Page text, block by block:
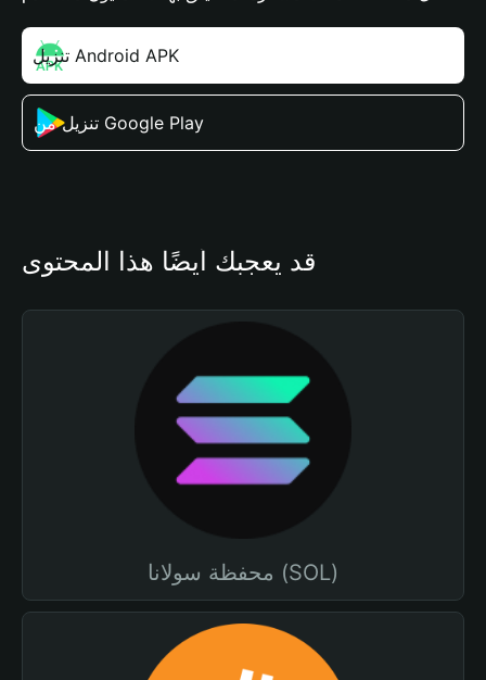
تنزيل Android APK
تنزيل من Google Play
قد يعجبك أيضًا هذا المحتوى
محفظة سولانا (SOL)